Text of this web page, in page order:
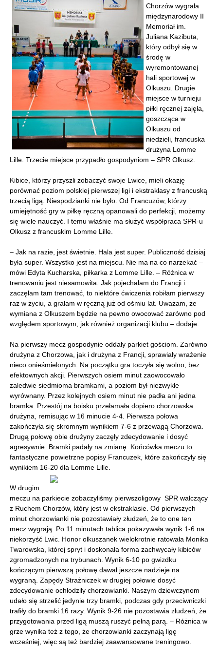
Chorzów wygrała
międzynarodowy II
Memoriał im.
Juliana Kazibuta,
który odbył się w
środę w
wyremontowanej
hali sportowej w
Olkuszu. Drugie
miejsce w turnieju
piłki ręcznej zajęła,
goszcząca w
Olkuszu od
niedzieli, francuska
drużyna Lomme
Lille. Trzecie miejsce przypadło gospodyniom – SPR Olkusz.
Kibice, którzy przyszli zobaczyć swoje Lwice, mieli okazję
porównać poziom polskiej pierwszej ligi i ekstraklasy z francuską
trzecią ligą. Niespodzianki nie było. Od Francuzów, którzy
umiejętność gry w piłkę ręczną opanowali do perfekcji, możemy
się wiele nauczyć. I temu właśnie ma służyć współpraca SPR-u
Olkusz z francuskim Lomme Lille.
– Jak na razie, jest świetnie. Hala jest super. Publiczność dzisiaj
była super. Wszystko jest na miejscu. Nie ma na co narzekać –
mówi Edyta Kucharska, piłkarka z Lomme Lille. – Różnica w
trenowaniu jest niesamowita. Jak pojechałam do Francji i
zaczęłam tam trenować, to niektóre ćwiczenia robiłam pierwszy
raz w życiu, a grałam w ręczną już od ośmiu lat. Uważam, że
wymiana z Olkuszem będzie na pewno owocować zarówno pod
względem sportowym, jak również organizacji klubu – dodaje.
Na pierwszy mecz gospodynie oddały parkiet gościom. Zarówno
drużyna z Chorzowa, jak i drużyna z Francji, sprawiały wrażenie
nieco onieśmielonych. Na początku gra toczyła się wolno, bez
efektownych akcji. Pierwszych osiem minut zaowocowało
zaledwie siedmioma bramkami, a poziom był niezwykle
wyrównany. Przez kolejnych osiem minut nie padła ani jedna
bramka. Przestój na boisku przełamała dopiero chorzowska
drużyna, remisując w 16 minucie 4-4. Pierwsza połowa
zakończyła się skromnym wynikiem 7-6 z przewagą Chorzowa.
Drugą połowę obie drużyny zaczęły zdecydowanie i dosyć
agresywnie. Bramki padały na zmianę. Końcówka meczu to
fantastyczne powietrzne popisy Francuzek, które zakończyły się
wynikiem 16-20 dla Lomme Lille.
W drugim
meczu na parkiecie zobaczyliśmy pierwszoligowy SPR walczący
z Ruchem Chorzów, który jest w ekstraklasie. Od pierwszych
minut chorzowianki nie pozostawiały złudzeń, że to one ten
mecz wygrają. Po 11 minutach tablica pokazywała wynik 1-6 na
niekorzyść Lwic. Honor olkuszanek wielokrotnie ratowała Monika
Twarowska, której spryt i doskonała forma zachwycały kibiców
zgromadzonych na trybunach. Wynik 6-10 po gwizdku
kończącym pierwszą połowę dawał jeszcze nadzieje na
wygraną. Zapędy Strażniczek w drugiej połowie dosyć
zdecydowanie ochłodziły chorzowianki. Naszym dziewczynom
udało się strzelić jedynie trzy bramki, podczas gdy przeciwniczki
trafiły do bramki 16 razy. Wynik 9-26 nie pozostawia złudzeń, że
przygotowania przed ligą muszą ruszyć pełną parą. – Różnica w
grze wynika też z tego, że chorzowianki zaczynają ligę
wcześniej, więc są też bardziej zaawansowane treningowo.